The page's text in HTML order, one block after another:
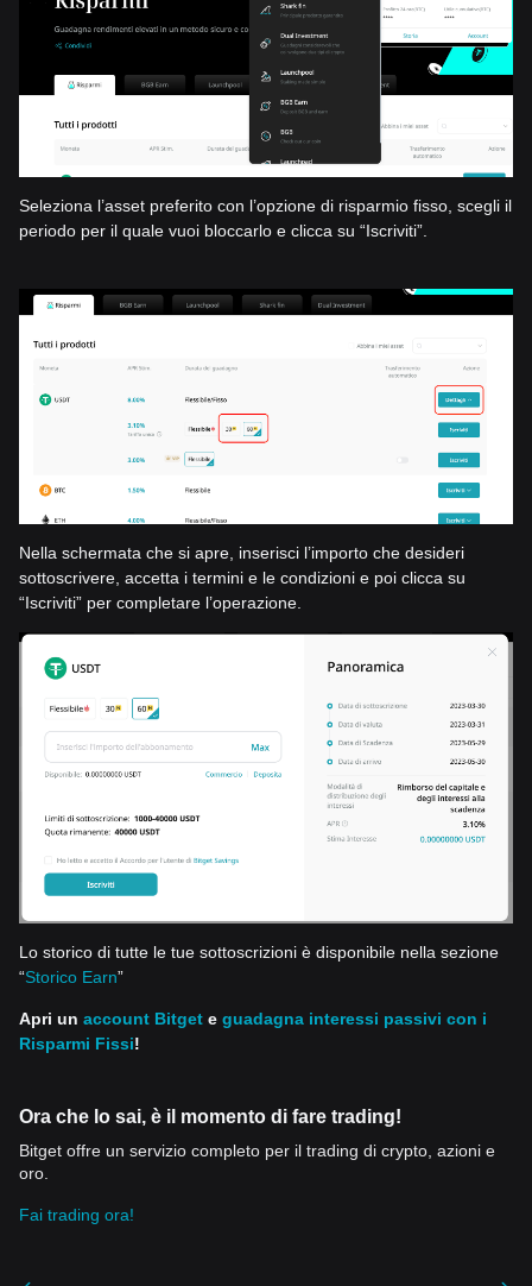
Seleziona l’asset preferito con l’opzione di risparmio fisso, scegli il
periodo per il quale vuoi bloccarlo e clicca su “Iscriviti”.
Nella schermata che si apre, inserisci l’importo che desideri
sottoscrivere, accetta i termini e le condizioni e poi clicca su
“Iscriviti” per completare l’operazione.
Lo storico di tutte le tue sottoscrizioni è disponibile nella sezione
“Storico Earn”
Apri un account Bitget e guadagna interessi passivi con i
Risparmi Fissi!
Ora che lo sai, è il momento di fare trading!
Bitget offre un servizio completo per il trading di crypto, azioni e
oro.
Fai trading ora!